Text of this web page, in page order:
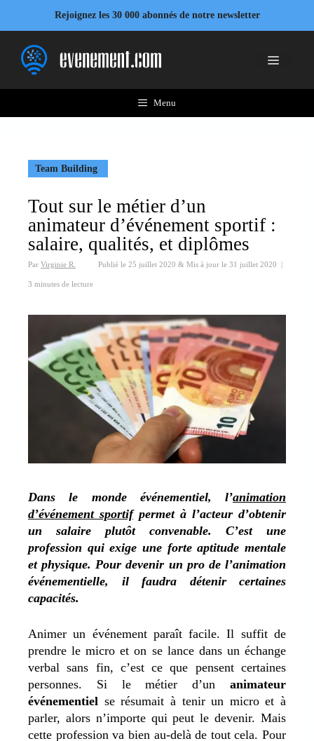
contenu
Rejoignez les 30 000 abonnés de notre newsletter
Menu
Menu
Team Building
Tout sur le métier d’un
animateur d’événement sportif :
salaire, qualités, et diplômes
Par Virginie R. Publié le 25 juillet 2020 & Mis à jour le 31 juillet 2020 |
3 minutes de lecture
Dans le monde événementiel, l’animation
d’événement sportifpermet à l’acteur d’obtenir
un salaire plutôt convenable. C’est une
profession qui exige une forte aptitude mentale
et physique. Pour devenir un pro de l’animation
événementielle, il faudra détenir certaines
capacités.
Animer un événement paraît facile. Il suffit de
prendre le micro et on se lance dans un échange
verbal sans fin, c’est ce que pensent certaines
personnes. Si le métier d’un animateur
événementiel se résumait à tenir un micro et à
parler, alors n’importe qui peut le devenir. Mais
cette profession va bien au-delà de tout cela. Pour